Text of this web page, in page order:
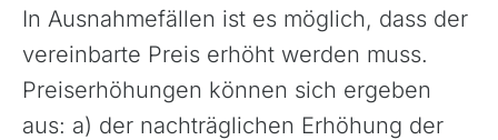
In Ausnahmefällen ist es möglich, dass der
vereinbarte Preis erhöht werden muss.
Preiserhöhungen können sich ergeben
aus: a) der nachträglichen Erhöhung der
Spanien
Transalp/Alpenüberquerungen
Türkei